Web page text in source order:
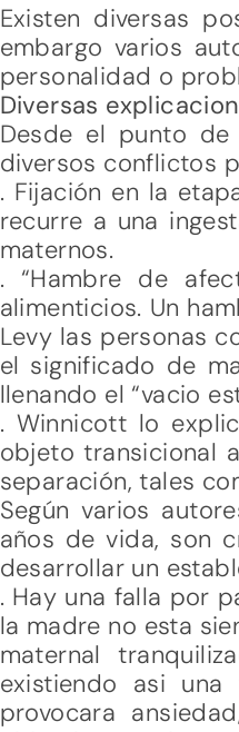
Existen diversas
embargo varios
personalidad o
Diversas
Desde el punto
diversos conflictos
. Fijación en la
recurre a una
maternos.
. “Hambre de
alimenticios. Un
Levy las personas
el significado de
llenando el “vacio
. Winnicott lo
objeto transicional
separación, tales
Según varios
años de vida, son
desarrollar un
. Hay una falla por
la madre no esta
maternal
existiendo asi
provocara